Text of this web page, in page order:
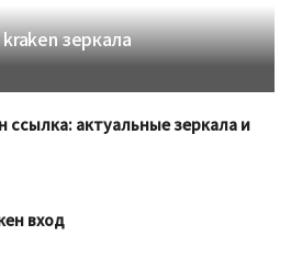
зеркала
ссылка: актуальные зеркала и
вход